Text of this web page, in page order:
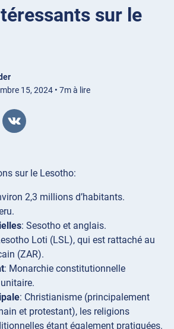
sur le
15, 2024 • 7m à lire
sur le Lesotho:
2,3 millions d’habitants.
: Sesotho et anglais.
Loti (LSL), qui est rattaché au
(ZAR).
: Monarchie constitutionnelle
: Christianisme (principalement
et protestant), les religions
étant également pratiquées.